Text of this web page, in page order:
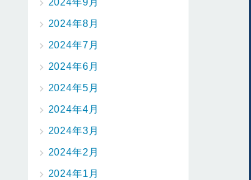
2024年9月
2024年8月
2024年7月
2024年6月
2024年5月
2024年4月
2024年3月
2024年2月
2024年1月